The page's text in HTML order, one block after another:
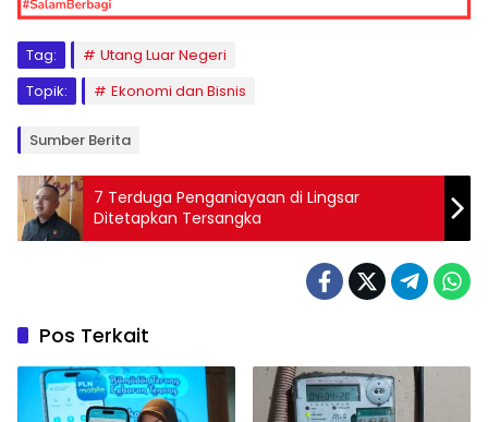
Tag:
Utang Luar Negeri
Topik:
Ekonomi dan Bisnis
Sumber Berita
7 Terduga Penganiayaan di Lingsar
Ditetapkan Tersangka
Pos Terkait